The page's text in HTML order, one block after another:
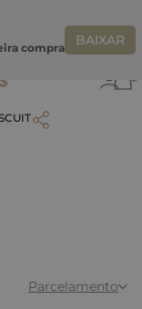
compra BAIXAR
do seu vendedor*
Parcelamento